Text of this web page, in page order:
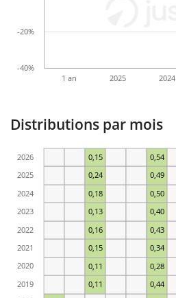
1 an 2025 2024
-40%
-20%
Distributions par mois
0,11 0,44
0,11 0,28
0,15 0,34
0,16 0,43
0,13 0,40
0,18 0,50
0,24 0,49
0,15 0,54
2019
2020
2021
2022
2023
2024
2025
2026